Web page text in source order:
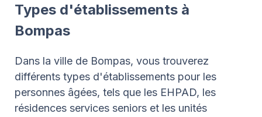
Types d'établissements à
Bompas
Dans la ville de Bompas, vous trouverez
différents types d'établissements pour les
personnes âgées, tels que les EHPAD, les
résidences services seniors et les unités